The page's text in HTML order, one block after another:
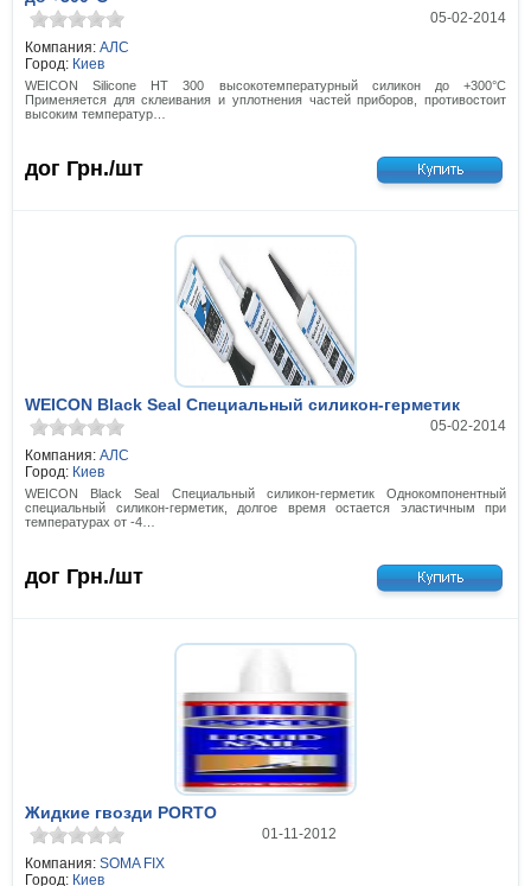
05-02-2014
Компания: АЛС
Город: Киев
WEICON Silicone НТ 300 высокотемпературный силикон до +300°С
Применяется для склеивания и уплотнения частей приборов, противостоит
высоким температур…
дог Грн./шт
WEICON Black Seal Специальный силикон-герметик
05-02-2014
Компания: АЛС
Город: Киев
WEICON Black Seal Специальный силикон-герметик Однокомпонентный
специальный силикон-герметик, долгое время остается эластичным при
температурах от -4…
дог Грн./шт
Жидкие гвозди PORTO
01-11-2012
Компания: SOMA FIX
Город: Киев